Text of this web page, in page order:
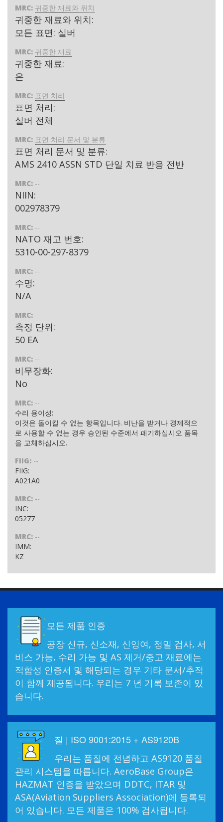
MRC: 귀중한 재료와 위치
귀중한 재료와 위치:
모든 표면: 실버
MRC: 귀중한 재료
귀중한 재료:
은
MRC: 표면 처리
표면 처리:
실버 전체
MRC: 표면 처리 문서 및 분류
표면 처리 문서 및 분류:
AMS 2410 ASSN STD 단일 치료 반응 전반
MRC: --
NIIN:
002978379
MRC: --
NATO 재고 번호:
5310-00-297-8379
MRC: --
수명:
N/A
MRC: --
측정 단위:
50 EA
MRC: --
비무장화:
No
MRC: --
수리 용이성:
이것은 돌이킬 수 없는 항목입니다. 비난을 받거나 경제적으
로 사용할 수 없는 경우 승인된 수준에서 폐기하십시오 품목
을 교체하십시오.
FIIG: --
FIIG:
A021A0
MRC: --
INC:
05277
MRC: --
IMM:
KZ
모든 제품 인증
공장 신규, 신소재, 신잉여, 정밀 검사, 서
비스 가능, 수리 가능 및 AS 제거/중고 재료에는
적합성 인증서 및 해당되는 경우 기타 문서/추적
이 함께 제공됩니다. 우리는 7 년 기록 보존이 있
습니다.
질 | ISO 9001:2015 + AS9120B
우리는 품질에 전념하고 AS9120 품질
관리 시스템을 따릅니다. AeroBase Group은
HAZMAT 인증을 받았으며 DDTC, ITAR 및
ASA(Aviation Suppliers Association)에 등록되
어 있습니다. 모든 제품은 100% 검사됩니다.